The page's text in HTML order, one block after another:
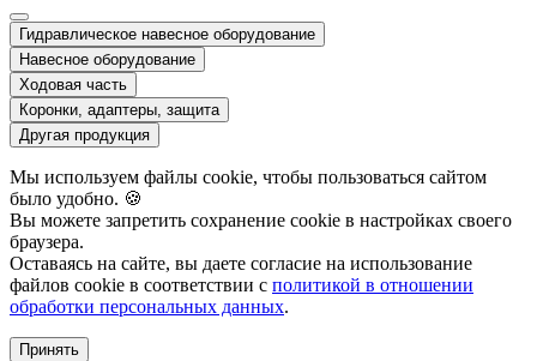
Гидравлическое навесное оборудование
Навесное оборудование
Ходовая часть
Коронки, адаптеры, защита
Другая продукция
Мы используем файлы cookie, чтобы пользоваться сайтом
было удобно. 🍪
Вы можете запретить сохранение cookie в настройках своего
браузера.
Оставаясь на сайте, вы даете согласие на использование
файлов cookie в соответствии с политикой в отношении
обработки персональных данных.
Принять